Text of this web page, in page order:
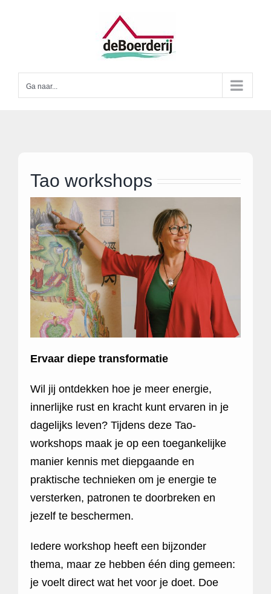
Ga naar...
Tao workshops
Ervaar diepe transformatie
Wil jij ontdekken hoe je meer energie,
innerlijke rust en kracht kunt ervaren in je
dagelijks leven? Tijdens deze Tao-
workshops maak je op een toegankelijke
manier kennis met diepgaande en
praktische technieken om je energie te
versterken, patronen te doorbreken en
jezelf te beschermen.
Iedere workshop heeft een bijzonder
thema, maar ze hebben één ding gemeen:
je voelt direct wat het voor je doet. Doe